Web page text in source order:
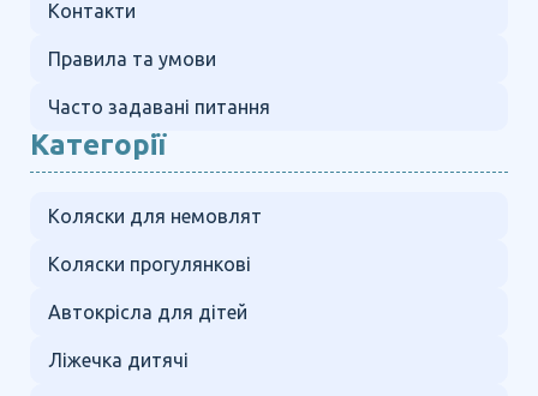
Контакти
Правила та умови
Часто задавані питання
Категорії
Коляски для немовлят
Коляски прогулянкові
Автокрісла для дітей
Ліжечка дитячі